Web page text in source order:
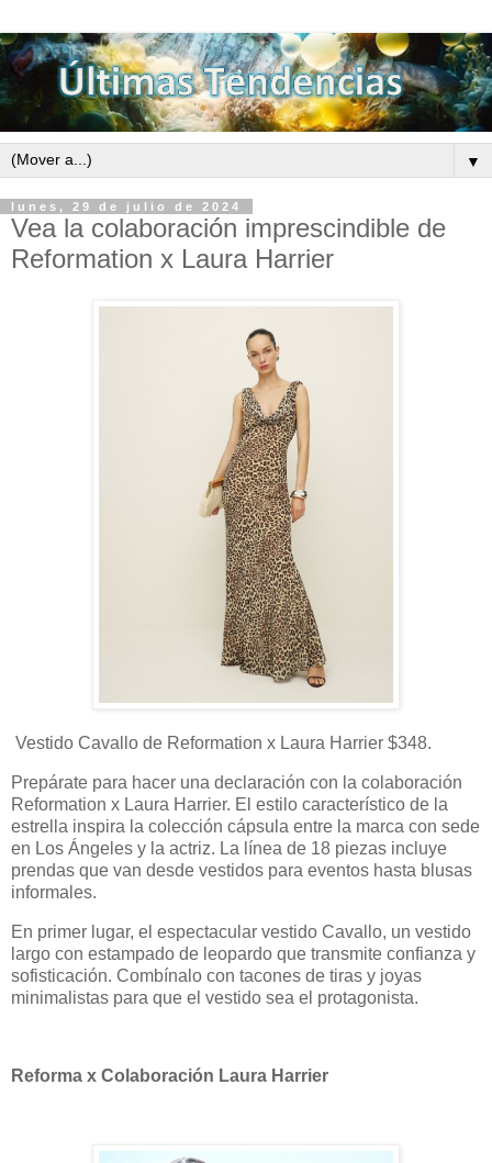
▼
lunes, 29 de julio de 2024
Vea la colaboración imprescindible de
Reformation x Laura Harrier
Vestido Cavallo de Reformation x Laura Harrier $348.
Prepárate para hacer una declaración con la colaboración
Reformation x Laura Harrier. El estilo característico de la
estrella inspira la colección cápsula entre la marca con sede
en Los Ángeles y la actriz. La línea de 18 piezas incluye
prendas que van desde vestidos para eventos hasta blusas
informales.
En primer lugar, el espectacular vestido Cavallo, un vestido
largo con estampado de leopardo que transmite confianza y
sofisticación. Combínalo con tacones de tiras y joyas
minimalistas para que el vestido sea el protagonista.
Reforma x Colaboración Laura Harrier